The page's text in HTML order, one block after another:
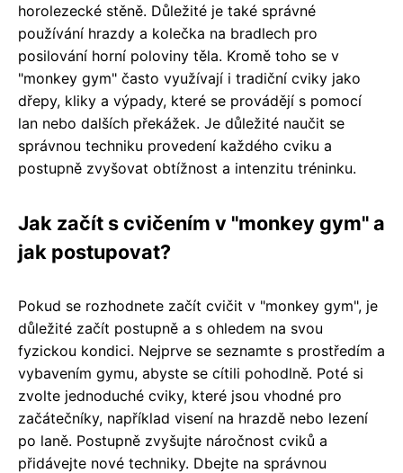
horolezecké stěně. Důležité je také správné
používání hrazdy a kolečka na bradlech pro
posilování horní poloviny těla. Kromě toho se v
"monkey gym" často využívají i tradiční cviky jako
dřepy, kliky a výpady, které se provádějí s pomocí
lan nebo dalších překážek. Je důležité naučit se
správnou techniku provedení každého cviku a
postupně zvyšovat obtížnost a intenzitu tréninku.
Jak začít s cvičením v "monkey gym" a
jak postupovat?
Pokud se rozhodnete začít cvičit v "monkey gym", je
důležité začít postupně a s ohledem na svou
fyzickou kondici. Nejprve se seznamte s prostředím a
vybavením gymu, abyste se cítili pohodlně. Poté si
zvolte jednoduché cviky, které jsou vhodné pro
začátečníky, například visení na hrazdě nebo lezení
po laně. Postupně zvyšujte náročnost cviků a
přidávejte nové techniky. Dbejte na správnou